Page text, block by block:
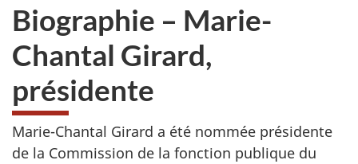
Biographie – Marie-
Chantal Girard,
présidente
Marie-Chantal Girard a été nommée présidente
de la Commission de la fonction publique du